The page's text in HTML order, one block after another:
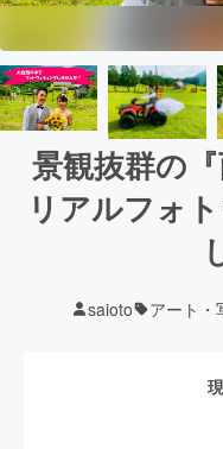
景観抜群の
リアルフォ
saioto アート・